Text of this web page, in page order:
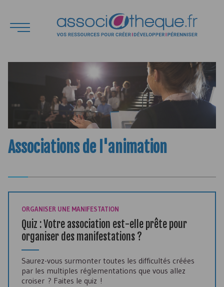
Associations de l'animation
ORGANISER UNE MANIFESTATION
Quiz : Votre association est-elle prête pour
organiser des manifestations ?
Saurez-vous surmonter toutes les difficultés créées
par les multiples réglementations que vous allez
croiser ? Faites le quiz !